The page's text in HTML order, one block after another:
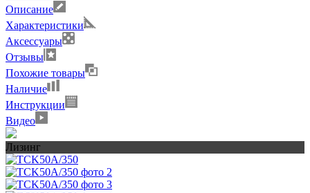
Описание
Характеристики
Аксессуары
Отзывы
Похожие товары
Наличие
Инструкции
Видео
Лизинг